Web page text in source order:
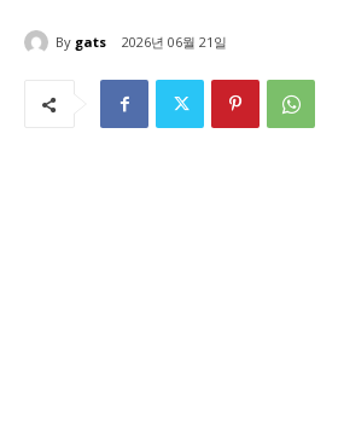
By gats 2026년 06월 21일